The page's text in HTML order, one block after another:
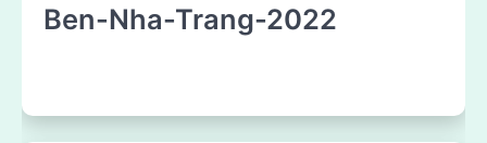
Ben-Nha-Trang-2022